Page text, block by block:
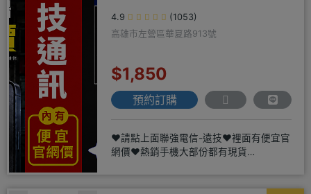
4.9
(1053)
高雄市左營區華夏路913號
$1,850
預約訂購
❤️請點上面聯強電信-遠技❤️裡面有便宜官
網價❤️熱銷手機大部份都有現貨